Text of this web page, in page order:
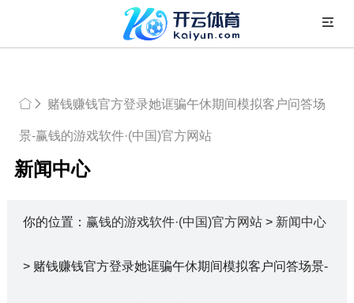
赌钱赚钱官方登录她诓骗午休期间模拟客户问答场
景-赢钱的游戏软件·(中国)官方网站
新闻中心
你的位置： 赢钱的游戏软件·(中国)官方网站 > 新闻中心
> 赌钱赚钱官方登录她诓骗午休期间模拟客户问答场景-